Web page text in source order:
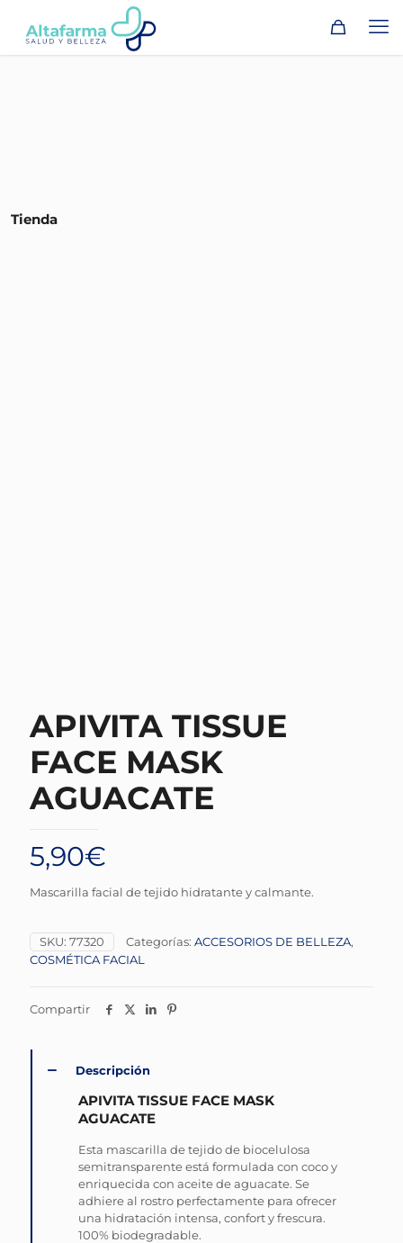
Tienda
APIVITA TISSUE
FACE MASK
AGUACATE
5,90€
Mascarilla facial de tejido hidratante y calmante.
SKU: 77320 Categorías: ACCESORIOS DE BELLEZA,
COSMÉTICA FACIAL
Compartir
Descripción
APIVITA TISSUE FACE MASK
AGUACATE
Esta mascarilla de tejido de biocelulosa
semitransparente está formulada con coco y
enriquecida con aceite de aguacate. Se
adhiere al rostro perfectamente para ofrecer
una hidratación intensa, confort y frescura.
100% biodegradable.